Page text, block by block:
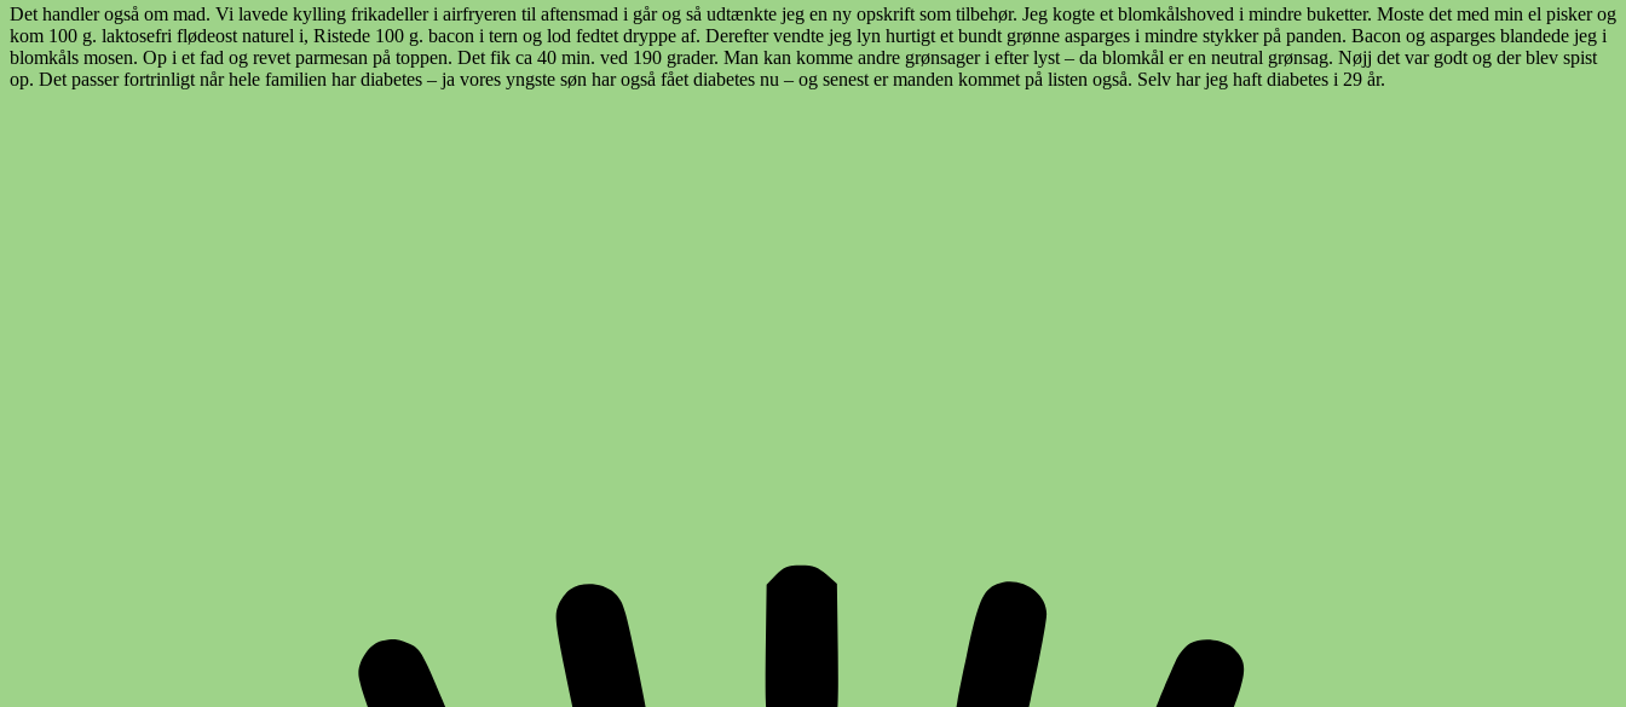
Det handler også om mad. Vi lavede kylling frikadeller i airfryeren til aftensmad i går og så udtænkte jeg en ny opskrift som tilbehør. Jeg kogte et blomkålshoved i mindre buketter. Moste det med min el pisker og
kom 100 g. laktosefri flødeost naturel i, Ristede 100 g. bacon i tern og lod fedtet dryppe af. Derefter vendte jeg lyn hurtigt et bundt grønne asparges i mindre stykker på panden. Bacon og asparges blandede jeg i
blomkåls mosen. Op i et fad og revet parmesan på toppen. Det fik ca 40 min. ved 190 grader. Man kan komme andre grønsager i efter lyst – da blomkål er en neutral grønsag. Nøjj det var godt og der blev spist
op. Det passer fortrinligt når hele familien har diabetes – ja vores yngste søn har også fået diabetes nu – og senest er manden kommet på listen også. Selv har jeg haft diabetes i 29 år.